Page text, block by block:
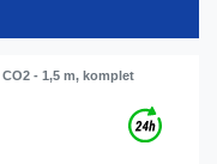
- 1,5 m, komplet